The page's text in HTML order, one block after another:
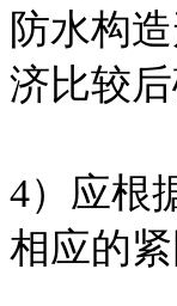
防水构
济比较
4）应根
相应的紧